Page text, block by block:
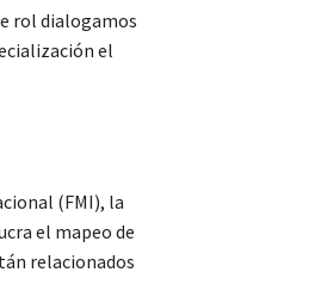
rol dialogamos
el
(FMI), la
el mapeo de
relacionados